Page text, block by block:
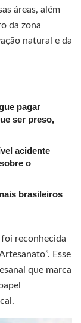
áreas, além
da zona
natural e da
pagar
ser preso,
acidente
o
brasileiros
reconhecida
Esse
que marca